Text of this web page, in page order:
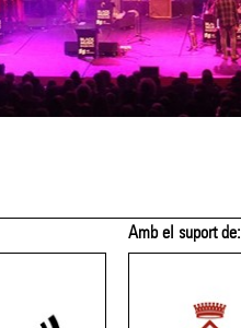
Amb el suport de: